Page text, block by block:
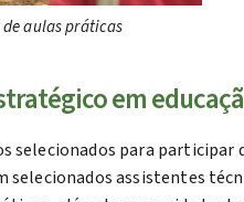
aulas práticas
em
selecionados para
selecionados assistentes